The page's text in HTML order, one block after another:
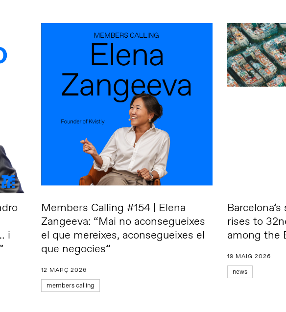
i
Members Calling #154 | Elena
Zangeeva: “Mai no aconsegueixes
el que mereixes, aconsegueixes el
que negocies”
12 MARÇ 2026
members calling
rises to
among the
19 MAIG 2026
news